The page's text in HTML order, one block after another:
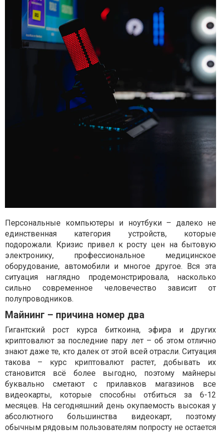
Персональные компьютеры и ноутбуки – далеко не
единственная категория устройств, которые
подорожали. Кризис привел к росту цен на бытовую
электронику, профессиональное медицинское
оборудование, автомобили и многое другое. Вся эта
ситуация наглядно продемонстрировала, насколько
сильно современное человечество зависит от
полупроводников.
Майнинг – причина номер два
Гигантский рост курса биткоина, эфира и других
криптовалют за последние пару лет – об этом отлично
знают даже те, кто далек от этой всей отрасли. Ситуация
такова – курс криптовалют растет, добывать их
становится всё более выгодно, поэтому майнеры
буквально сметают с прилавков магазинов все
видеокарты, которые способны отбиться за 6-12
месяцев. На сегодняшний день окупаемость высокая у
абсолютного большинства видеокарт, поэтому
обычным рядовым пользователям попросту не остается